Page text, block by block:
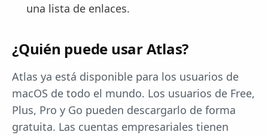
una lista de enlaces.
¿Quién puede usar Atlas?
Atlas ya está disponible para los usuarios de
macOS de todo el mundo. Los usuarios de Free,
Plus, Pro y Go pueden descargarlo de forma
gratuita. Las cuentas empresariales tienen